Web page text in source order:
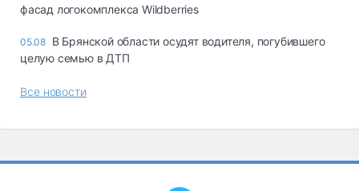
фасад логокомплекса Wildberries
05.08 В Брянской области осудят водителя, погубившего
целую семью в ДТП
Все новости